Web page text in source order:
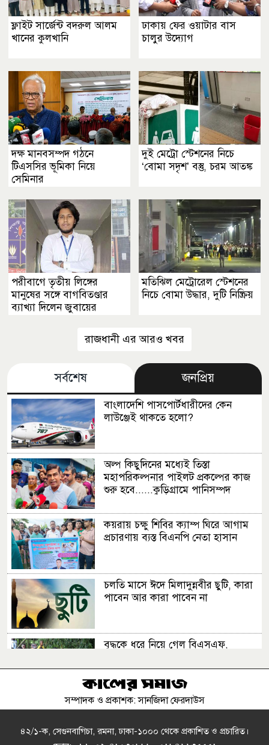
ফ্লাইট সার্জেন্ট বদরুল আলম
খানের কুলখানি
ঢাকায় ফের ওয়াটার বাস
চালুর উদ্যোগ
দক্ষ মানবসম্পদ গঠনে
টিএসসির ভূমিকা নিয়ে
সেমিনার
দুই মেট্রো স্টেশনের নিচে
‘বোমা সদৃশ’ বস্তু, চরম আতঙ্ক
পরীবাগে তৃতীয় লিঙ্গের
মানুষের সঙ্গে বাগবিতণ্ডার
ব্যাখ্যা দিলেন জুবায়ের
মতিঝিল মেট্রোরেল স্টেশনের
নিচে বোমা উদ্ধার, দুটি নিষ্ক্রিয়
রাজধানী এর আরও খবর
সর্বশেষ জনপ্রিয়
বাংলাদেশি পাসপোর্টধারীদের কেন
লাউঞ্জেই থাকতে হলো?
অল্প কিছুদিনের মধ্যেই তিস্তা
মহাপরিকল্পনার পাইলট প্রকল্পের কাজ
শুরু হবে......কুড়িগ্রামে পানিসম্পদ
কয়রায় চক্ষু শিবির ক্যাম্প ঘিরে আগাম
প্রচারণায় ব্যস্ত বিএনপি নেতা হাসান
চলতি মাসে ঈদে মিলাদুন্নবীর ছুটি, কারা
পাবেন আর কারা পাবেন না
বৃদ্ধকে ধরে নিয়ে গেল বিএসএফ,
পিএসসিতে নতুন চার সদস্য নিয়োগ
সম্পাদক ও প্রকাশক: সানজিদা ফেরদাউস
৪২/১-ক, সেগুনবাগিচা, রমনা, ঢাকা-১০০০ থেকে প্রকাশিত ও প্রচারিত।